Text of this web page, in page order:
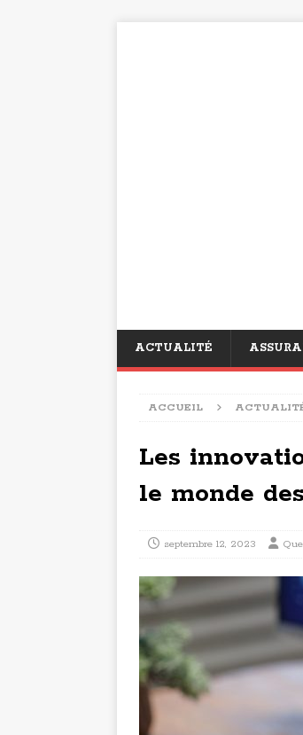
ACTUALITÉ
ACCUEIL
Les
le monde
septembre 12, 2023